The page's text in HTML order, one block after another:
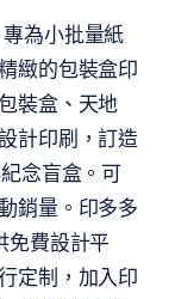
為小批量紙
緻的包裝盒印
裝盒、天地
計印刷，訂造
念盲盒。可
銷量。印多多
免費設計平
定制，加入印